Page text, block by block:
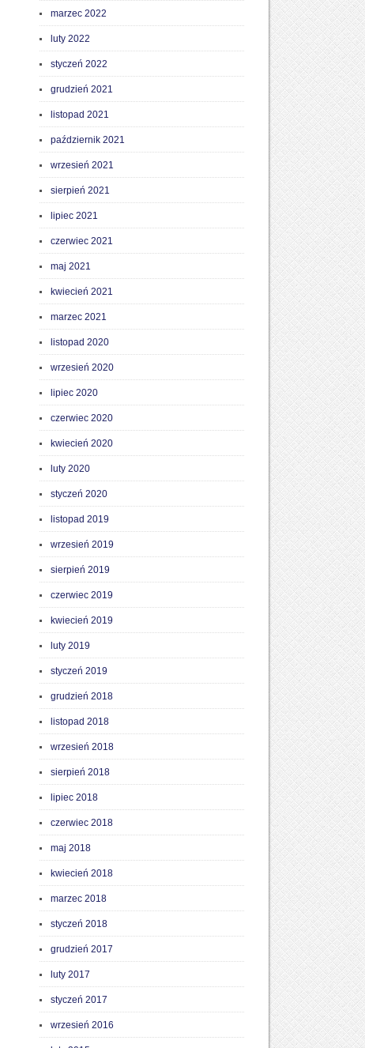
marzec 2022
luty 2022
styczeń 2022
grudzień 2021
listopad 2021
październik 2021
wrzesień 2021
sierpień 2021
lipiec 2021
czerwiec 2021
maj 2021
kwiecień 2021
marzec 2021
listopad 2020
wrzesień 2020
lipiec 2020
czerwiec 2020
kwiecień 2020
luty 2020
styczeń 2020
listopad 2019
wrzesień 2019
sierpień 2019
czerwiec 2019
kwiecień 2019
luty 2019
styczeń 2019
grudzień 2018
listopad 2018
wrzesień 2018
sierpień 2018
lipiec 2018
czerwiec 2018
maj 2018
kwiecień 2018
marzec 2018
styczeń 2018
grudzień 2017
luty 2017
styczeń 2017
wrzesień 2016